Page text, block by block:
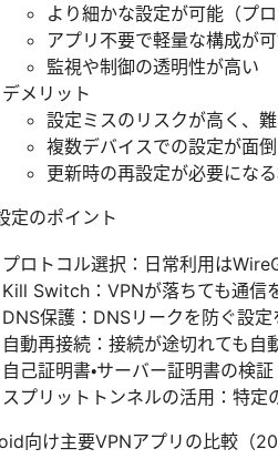
より細かな設定が可能（プ
アプリ不要で軽量な構成が
監視や制御の透明性が高い
デメリット
設定ミスのリスクが高く、
複数デバイスでの設定が面
更新時の再設定が必要にな
定のポイント
プロトコル選択：日常利用は
Kill Switch：VPNが落ちても通信
DNS保護：DNSリークを防ぐ設定
自動再接続：接続が途切れても自
自己証明書・サーバー証明書の検
スプリットトンネルの活用：特
向け主要VPNアプリの比較（